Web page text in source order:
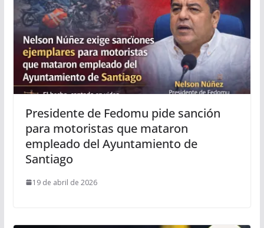
Presidente de Fedomu pide sanción
para motoristas que mataron
empleado del Ayuntamiento de
Santiago
19 de abril de 2026